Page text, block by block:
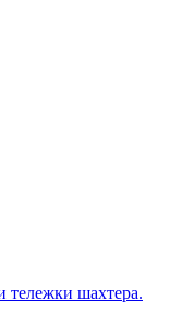
тележки шахтера.